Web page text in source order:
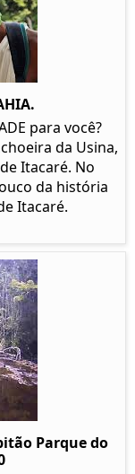
para você?
da Usina,
Itacaré. No
da história
Itacaré.
Parque do